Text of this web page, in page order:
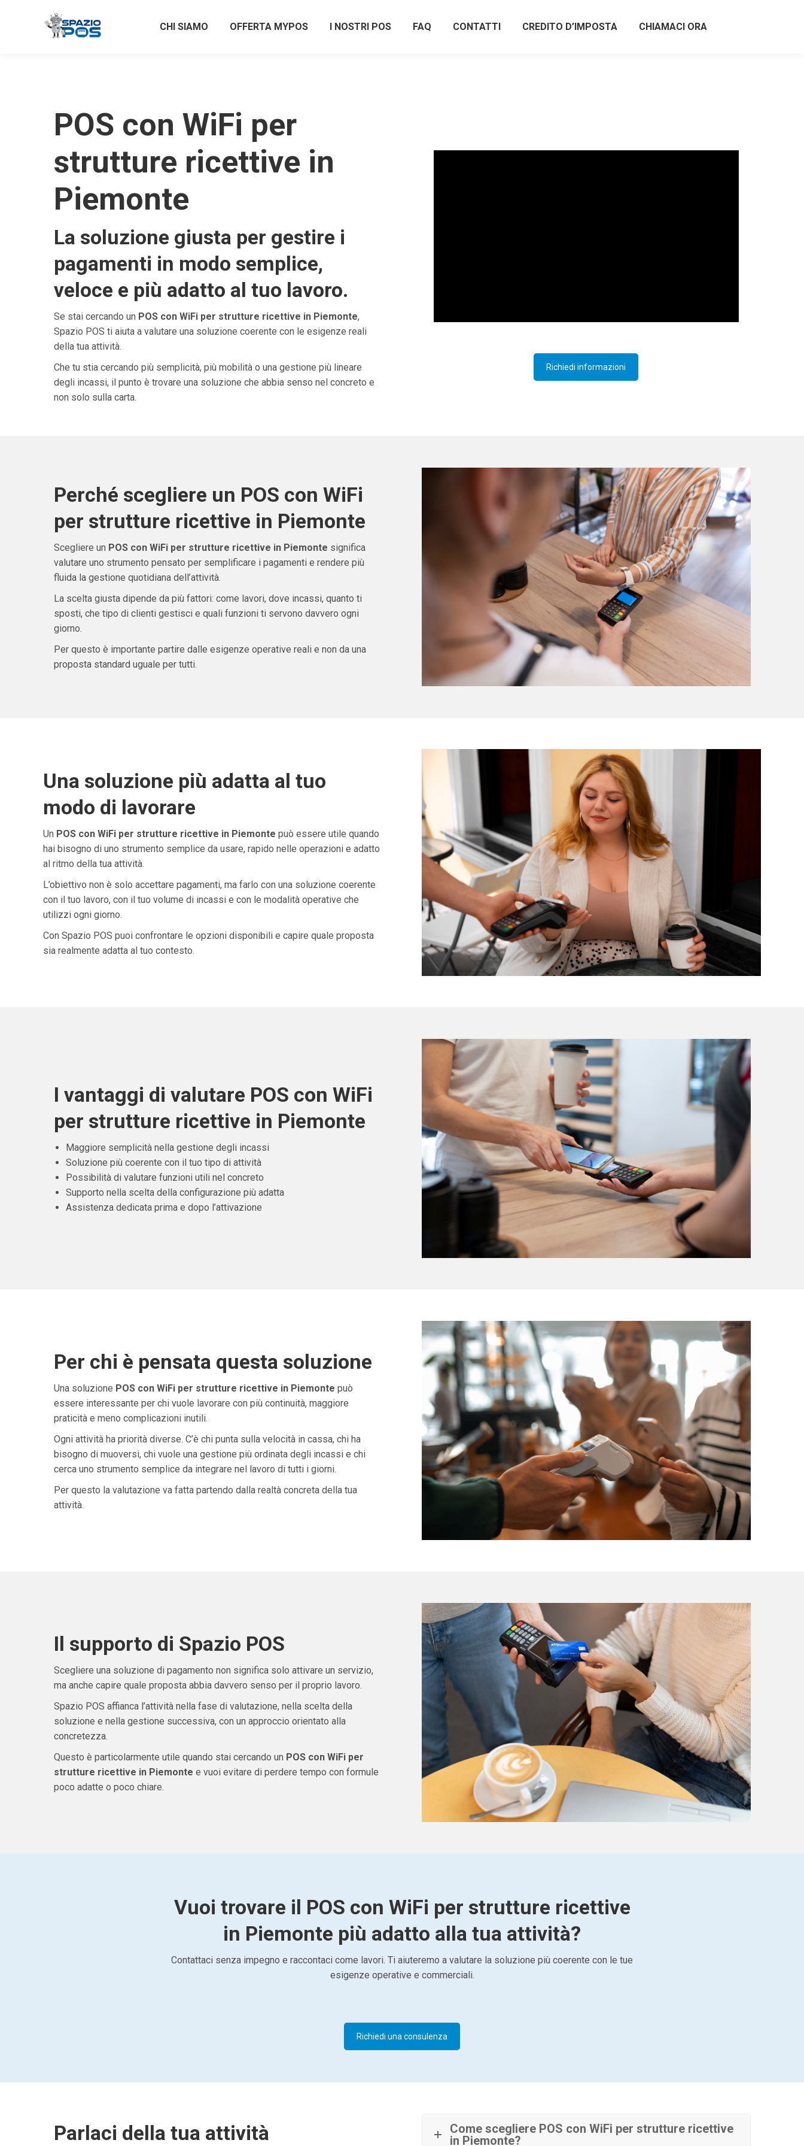
CHI SIAMO OFFERTA MYPOS I NOSTRI POS FAQ CONTATTI CREDITO D’IMPOSTA CHIAMACI ORA
POS con WiFi per
strutture ricettive in
Piemonte
La soluzione giusta per gestire i
pagamenti in modo semplice,
veloce e più adatto al tuo lavoro.
Se stai cercando un POS con WiFi per strutture ricettive in Piemonte,
Spazio POS ti aiuta a valutare una soluzione coerente con le esigenze reali
della tua attività.
Che tu stia cercando più semplicità, più mobilità o una gestione più lineare
degli incassi, il punto è trovare una soluzione che abbia senso nel concreto e
non solo sulla carta.
Richiedi informazioni
Perché scegliere un POS con WiFi
per strutture ricettive in Piemonte
Scegliere un POS con WiFi per strutture ricettive in Piemonte significa
valutare uno strumento pensato per semplificare i pagamenti e rendere più
fluida la gestione quotidiana dell’attività.
La scelta giusta dipende da più fattori: come lavori, dove incassi, quanto ti
sposti, che tipo di clienti gestisci e quali funzioni ti servono davvero ogni
giorno.
Per questo è importante partire dalle esigenze operative reali e non da una
proposta standard uguale per tutti.
Una soluzione più adatta al tuo
modo di lavorare
Un POS con WiFi per strutture ricettive in Piemonte può essere utile quando
hai bisogno di uno strumento semplice da usare, rapido nelle operazioni e adatto
al ritmo della tua attività.
L’obiettivo non è solo accettare pagamenti, ma farlo con una soluzione coerente
con il tuo lavoro, con il tuo volume di incassi e con le modalità operative che
utilizzi ogni giorno.
Con Spazio POS puoi confrontare le opzioni disponibili e capire quale proposta
sia realmente adatta al tuo contesto.
I vantaggi di valutare POS con WiFi
per strutture ricettive in Piemonte
Maggiore semplicità nella gestione degli incassi
Soluzione più coerente con il tuo tipo di attività
Possibilità di valutare funzioni utili nel concreto
Supporto nella scelta della configurazione più adatta
Assistenza dedicata prima e dopo l’attivazione
Per chi è pensata questa soluzione
Una soluzione POS con WiFi per strutture ricettive in Piemonte può
essere interessante per chi vuole lavorare con più continuità, maggiore
praticità e meno complicazioni inutili.
Ogni attività ha priorità diverse. C’è chi punta sulla velocità in cassa, chi ha
bisogno di muoversi, chi vuole una gestione più ordinata degli incassi e chi
cerca uno strumento semplice da integrare nel lavoro di tutti i giorni.
Per questo la valutazione va fatta partendo dalla realtà concreta della tua
attività.
Il supporto di Spazio POS
Scegliere una soluzione di pagamento non significa solo attivare un servizio,
ma anche capire quale proposta abbia davvero senso per il proprio lavoro.
Spazio POS affianca l’attività nella fase di valutazione, nella scelta della
soluzione e nella gestione successiva, con un approccio orientato alla
concretezza.
Questo è particolarmente utile quando stai cercando un POS con WiFi per
strutture ricettive in Piemonte e vuoi evitare di perdere tempo con formule
poco adatte o poco chiare.
Vuoi trovare il POS con WiFi per strutture ricettive
in Piemonte più adatto alla tua attività?
Contattaci senza impegno e raccontaci come lavori. Ti aiuteremo a valutare la soluzione più coerente con le tue
esigenze operative e commerciali.
Richiedi una consulenza
Parlaci della tua attività
Come scegliere POS con WiFi per strutture ricettive
in Piemonte?